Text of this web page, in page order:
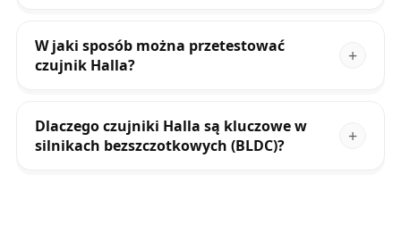
W jaki sposób można przetestować
czujnik Halla?
Dlaczego czujniki Halla są kluczowe w
silnikach bezszczotkowych (BLDC)?